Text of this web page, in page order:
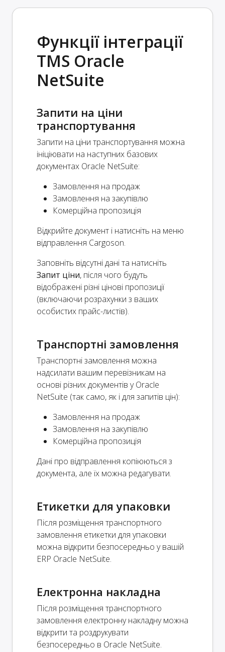
Функції інтеграції
TMS Oracle
NetSuite
Запити на ціни
транспортування
Запити на ціни транспортування можна
ініціювати на наступних базових
документах Oracle NetSuite:
Замовлення на продаж
Замовлення на закупівлю
Комерційна пропозиція
Відкрийте документ і натисніть на меню
відправлення Cargoson.
Заповніть відсутні дані та натисніть
Запит ціни, після чого будуть
відображені різні цінові пропозиції
(включаючи розрахунки з ваших
особистих прайс-листів).
Транспортні замовлення
Транспортні замовлення можна
надсилати вашим перевізникам на
основі різних документів у Oracle
NetSuite (так само, як і для запитів цін):
Замовлення на продаж
Замовлення на закупівлю
Комерційна пропозиція
Дані про відправлення копіюються з
документа, але їх можна редагувати.
Етикетки для упаковки
Після розміщення транспортного
замовлення етикетки для упаковки
можна відкрити безпосередньо у вашій
ERP Oracle NetSuite.
Електронна накладна
Після розміщення транспортного
замовлення електронну накладну можна
відкрити та роздрукувати
безпосередньо в Oracle NetSuite.